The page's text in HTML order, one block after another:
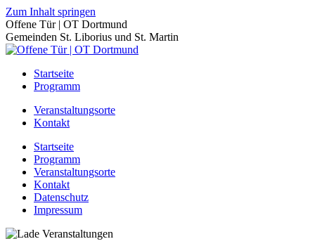
Zum Inhalt springen
Offene Tür | OT Dortmund
Gemeinden St. Liborius und St. Martin
Startseite
Programm
Veranstaltungsorte
Kontakt
Startseite
Programm
Veranstaltungsorte
Kontakt
Datenschutz
Impressum